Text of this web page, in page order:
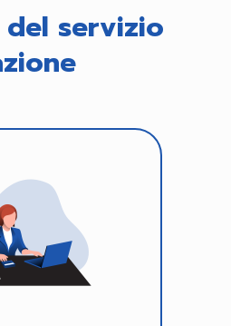
del servizio